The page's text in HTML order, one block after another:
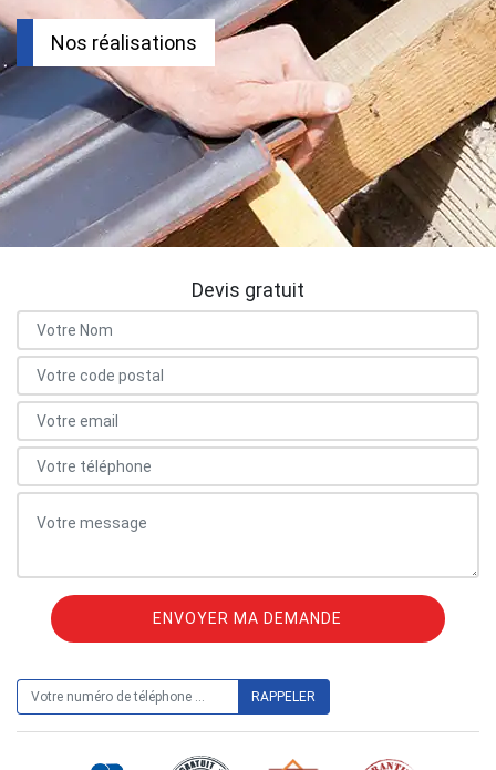
Nos réalisations
Devis gratuit